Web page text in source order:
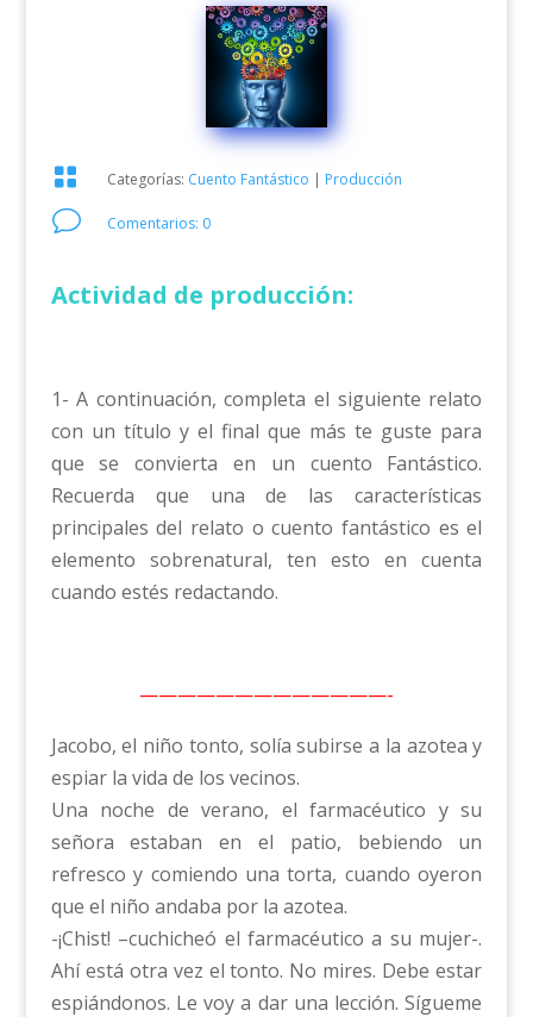
 Categorías: Cuento Fantástico | Producción
v Comentarios: 0
Actividad de producción:
1- A continuación, completa el siguiente relato
con un título y el final que más te guste para
que se convierta en un cuento Fantástico.
Recuerda que una de las características
principales del relato o cuento fantástico es el
elemento sobrenatural, ten esto en cuenta
cuando estés redactando.
—————————————-
Jacobo, el niño tonto, solía subirse a la azotea y
espiar la vida de los vecinos.
Una noche de verano, el farmacéutico y su
señora estaban en el patio, bebiendo un
refresco y comiendo una torta, cuando oyeron
que el niño andaba por la azotea.
-¡Chist! –cuchicheó el farmacéutico a su mujer-.
Ahí está otra vez el tonto. No mires. Debe estar
espiándonos. Le voy a dar una lección. Sígueme